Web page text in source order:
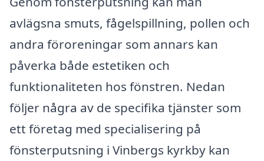
avlägsna smuts, fågelspillning, pollen och
andra föroreningar som annars kan
påverka både estetiken och
funktionaliteten hos fönstren. Nedan
följer några av de specifika tjänster som
ett företag med specialisering på
fönsterputsning i Vinbergs kyrkby kan